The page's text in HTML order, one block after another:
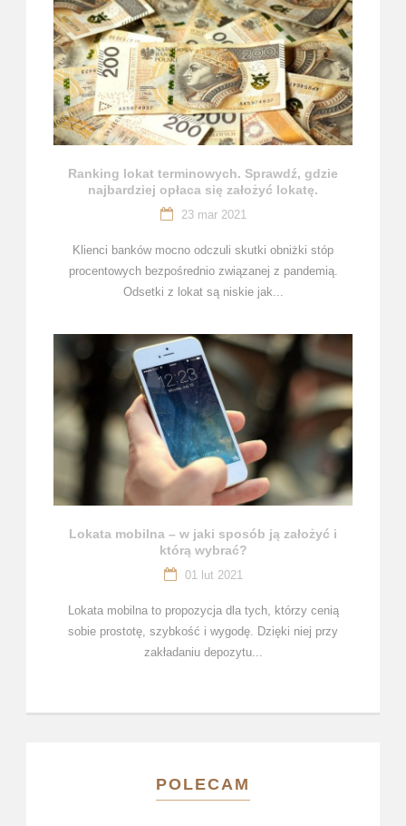
Ranking lokat terminowych. Sprawdź, gdzie
najbardziej opłaca się założyć lokatę.
23 mar 2021
Klienci banków mocno odczuli skutki obniżki stóp
procentowych bezpośrednio związanej z pandemią.
Odsetki z lokat są niskie jak...
Lokata mobilna – w jaki sposób ją założyć i
którą wybrać?
01 lut 2021
Lokata mobilna to propozycja dla tych, którzy cenią
sobie prostotę, szybkość i wygodę. Dzięki niej przy
zakładaniu depozytu...
POLECAM